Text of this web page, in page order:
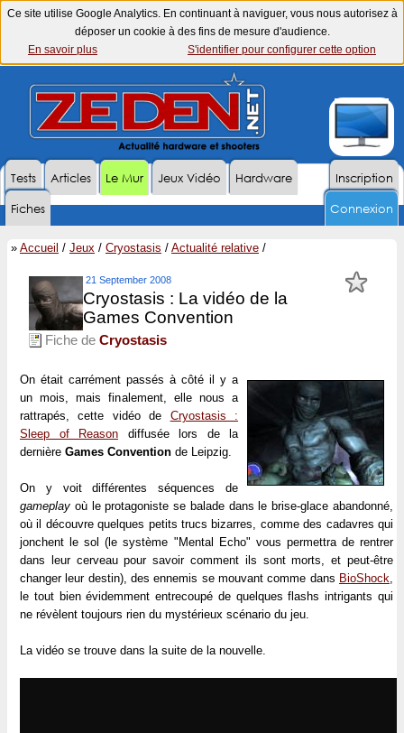
Ce site utilise Google Analytics. En continuant à naviguer, vous nous autorisez à
déposer un cookie à des fins de mesure d'audience.
En savoir plus
S'identifier pour configurer cette option
Inscription
Tests Articles Le Mur Jeux Vidéo
Hardware
Fiches
Connexion
» Accueil / Jeux / Cryostasis / Actualité relative /
21 September 2008
Cryostasis : La vidéo de la
Games Convention
Fiche de Cryostasis
On était carrément passés à côté il y a
un mois, mais finalement, elle nous a
rattrapés, cette vidéo de Cryostasis :
Sleep of Reason diffusée lors de la
dernière Games Convention de Leipzig.
On y voit différentes séquences de
gameplay où le protagoniste se balade dans le brise-glace abandonné,
où il découvre quelques petits trucs bizarres, comme des cadavres qui
jonchent le sol (le système "Mental Echo" vous permettra de rentrer
dans leur cerveau pour savoir comment ils sont morts, et peut-être
changer leur destin), des ennemis se mouvant comme dans BioShock,
le tout bien évidemment entrecoupé de quelques flashs intrigants qui
ne révèlent toujours rien du mystérieux scénario du jeu.
La vidéo se trouve dans la suite de la nouvelle.